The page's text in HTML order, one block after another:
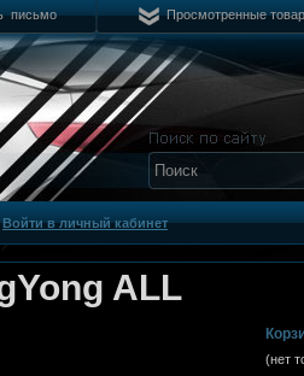
письмо Просмотренные
Войти в личный кабинет
ALL
(нет